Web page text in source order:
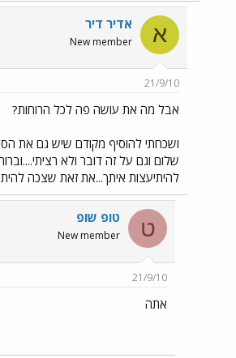
א אדיר דיר
New member
21/9/10
אבל מה את עושה פה לכל הרוחות?
ושכחתי להוסיף מקודם שיש גם את
שלום וגם על זה דובר ולא
להיתיעצות איתך...את זאת שצכה
ט טופ שופ
New member
21/9/10
אתה